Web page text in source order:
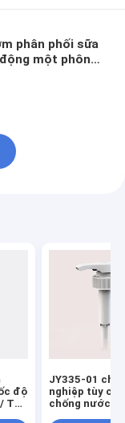
phân phối sữa
một phông
độ
T
JY335-01
nghiệp tùy
chống nước